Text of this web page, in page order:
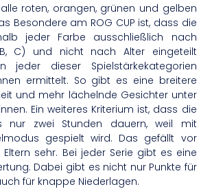
roten, orangen, grünen und gelben
Besondere am ROG CUP ist, dass die
jeder Farbe ausschließlich nach
C) und nicht nach Alter eingeteilt
jeder dieser Spielstärkekategorien
ermittelt. So gibt es eine breitere
und mehr lächelnde Gesichter unter
Ein weiteres Kriterium ist, dass die
nur zwei Stunden dauern, weil mit
gespielt wird. Das gefällt vor
sehr. Bei jeder Serie gibt es eine
Dabei gibt es nicht nur Punkte für
für knappe Niederlagen.